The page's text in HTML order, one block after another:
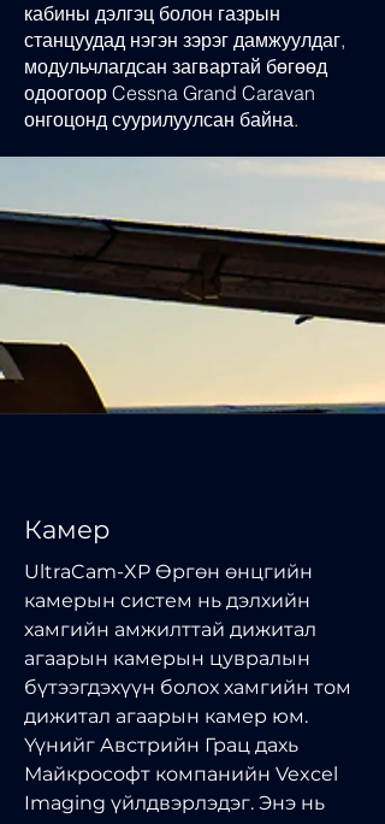
кабины дэлгэц болон газрын
станцуудад нэгэн зэрэг дамжуулдаг,
модульчлагдсан загвартай бөгөөд
одоогоор Cessna Grand Caravan
онгоцонд суурилуулсан байна.
Камер
UltraCam-XP Өргөн өнцгийн
камерын систем нь дэлхийн
хамгийн амжилттай дижитал
агаарын камерын цувралын
бүтээгдэхүүн болох хамгийн том
дижитал агаарын камер юм.
Үүнийг Австрийн Грац дахь
Майкрософт компанийн Vexcel
Imaging үйлдвэрлэдэг. Энэ нь